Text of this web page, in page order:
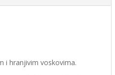
i hranjivim voskovima.